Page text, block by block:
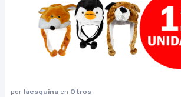
por laesquina en Otros